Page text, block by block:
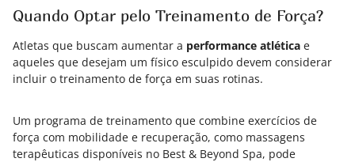
Quando Optar pelo Treinamento de Força?
Atletas que buscam aumentar a performance atlética e
aqueles que desejam um físico esculpido devem considerar
incluir o treinamento de força em suas rotinas.
Um programa de treinamento que combine exercícios de
força com mobilidade e recuperação, como massagens
terapêuticas disponíveis no Best & Beyond Spa, pode